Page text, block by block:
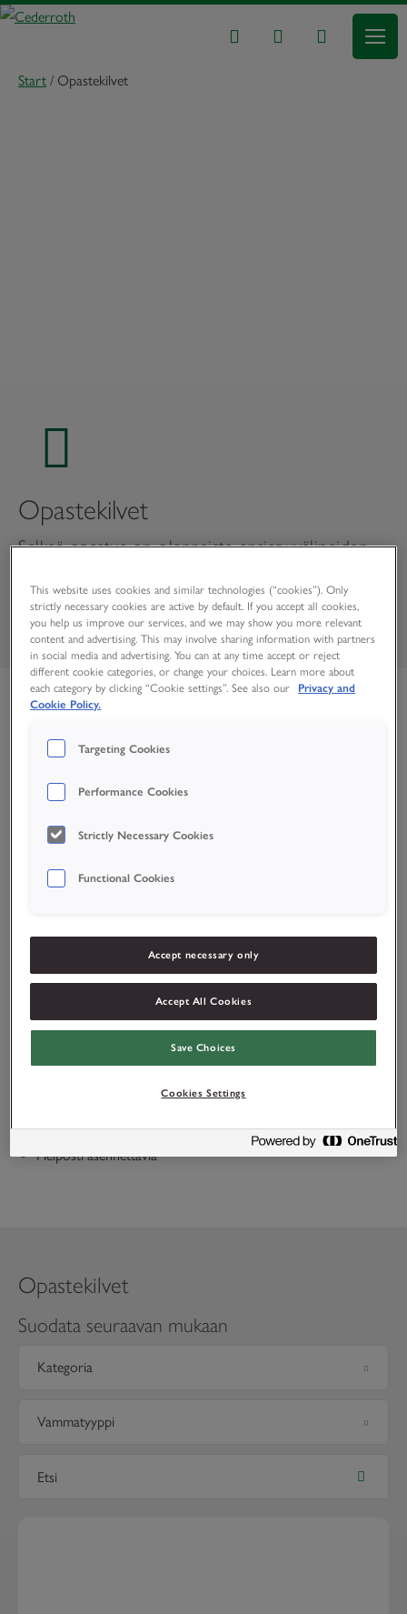
Start / Opastekilvet
Opastekilvet
Selkeä opastus on olennaista ensiapuvälineiden
Täältä löydät opastekilvet, jotka edistävät
turvallisempaa työympäristöä.
Tuote-edut
Cederrothin opastekilvet ovat:
Helposti asennettavia
Opastekilvet
Suodata seuraavan mukaan
Kategoria
Vammatyyppi
This website uses cookies and similar technologies (“cookies”). Only
strictly necessary cookies are active by default. If you accept all cookies,
you help us improve our services, and we may show you more relevant
content and advertising. This may involve sharing information with partners
in social media and advertising. You can at any time accept or reject
different cookie categories, or change your choices. Learn more about
each category by clicking “Cookie settings”. See also our
Privacy and
Cookie Policy.
Targeting Cookies
Performance Cookies
Strictly Necessary Cookies
Functional Cookies
Accept necessary only
Accept All Cookies
Save Choices
Cookies Settings